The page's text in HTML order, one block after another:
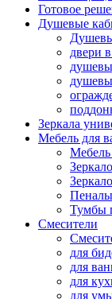
Готовое
Душевые
двери
Зеркала
Мебель для
Тумбы
Смесители
для
для
для
для